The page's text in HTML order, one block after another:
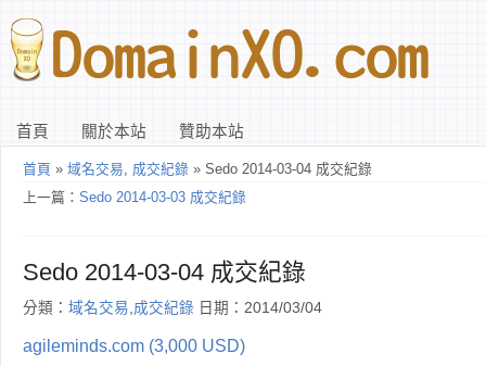
首頁 關於本站 贊助本站
首頁 » 域名交易, 成交紀錄 » Sedo 2014-03-04 成交紀錄
上一篇： Sedo 2014-03-03 成交紀錄
Sedo 2014-03-04 成交紀錄
分類： 域名交易,成交紀錄 日期：2014/03/04
agileminds.com (3,000 USD)